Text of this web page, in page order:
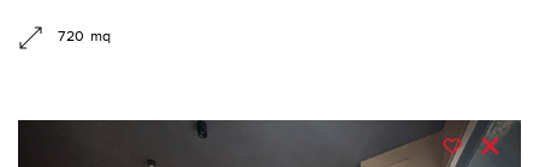
720 mq